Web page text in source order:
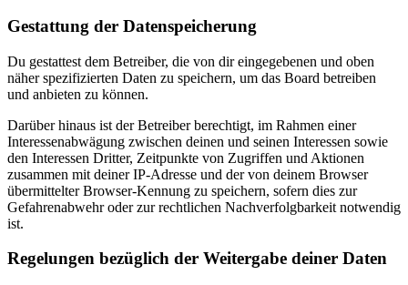
Gestattung der Datenspeicherung
Du gestattest dem Betreiber, die von dir eingegebenen und oben
näher spezifizierten Daten zu speichern, um das Board betreiben
und anbieten zu können.
Darüber hinaus ist der Betreiber berechtigt, im Rahmen einer
Interessenabwägung zwischen deinen und seinen Interessen sowie
den Interessen Dritter, Zeitpunkte von Zugriffen und Aktionen
zusammen mit deiner IP-Adresse und der von deinem Browser
übermittelter Browser-Kennung zu speichern, sofern dies zur
Gefahrenabwehr oder zur rechtlichen Nachverfolgbarkeit notwendig
ist.
Regelungen bezüglich der Weitergabe deiner Daten